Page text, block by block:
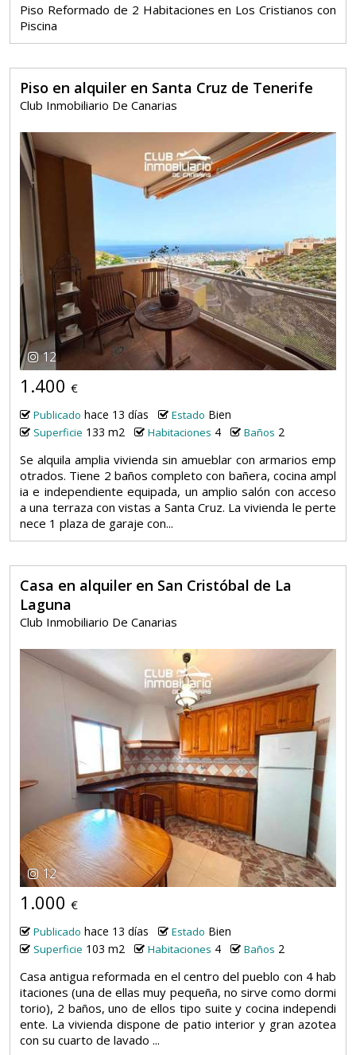
Piso Reformado de 2 Habitaciones en Los Cristianos con
Piscina
Piso en alquiler en Santa Cruz de Tenerife
Club Inmobiliario De Canarias
12
1.400 €
Publicado hace 13 días Estado Bien
Superficie 133 m2 Habitaciones 4 Baños 2
Se alquila amplia vivienda sin amueblar con armarios emp
otrados. Tiene 2 baños completo con bañera, cocina ampl
ia e independiente equipada, un amplio salón con acceso
a una terraza con vistas a Santa Cruz. La vivienda le perte
nece 1 plaza de garaje con...
Casa en alquiler en San Cristóbal de La
Laguna
Club Inmobiliario De Canarias
12
1.000 €
Publicado hace 13 días Estado Bien
Superficie 103 m2 Habitaciones 4 Baños 2
Casa antigua reformada en el centro del pueblo con 4 hab
itaciones (una de ellas muy pequeña, no sirve como dormi
torio), 2 baños, uno de ellos tipo suite y cocina independi
ente. La vivienda dispone de patio interior y gran azotea
con su cuarto de lavado ...